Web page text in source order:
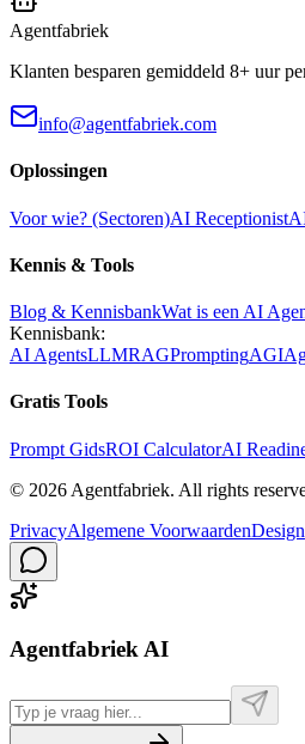
Agentfabriek
Klanten besparen gemiddeld 8+ uur
info@agentfabriek.com
Oplossingen
Voor wie? (Sectoren)AI Receptionist
Kennis & Tools
Blog & KennisbankWat is een AI
Kennisbank:
AI AgentsLLMRAGPromptingAGI
Gratis Tools
Prompt GidsROI CalculatorAI
© 2026 Agentfabriek. All rights
PrivacyAlgemene VoorwaardenDesign
Agentfabriek AI